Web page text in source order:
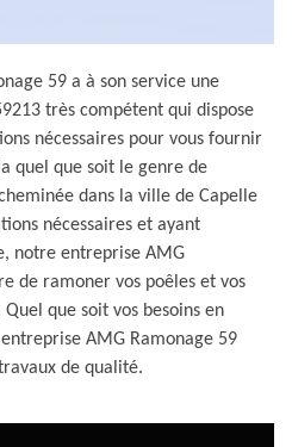
59 a à son service une
très compétent qui dispose
nécessaires pour vous fournir
quel que soit le genre de
dans la ville de Capelle
nécessaires et ayant
notre entreprise AMG
de ramoner vos poêles et vos
que soit vos besoins en
AMG Ramonage 59
de qualité.